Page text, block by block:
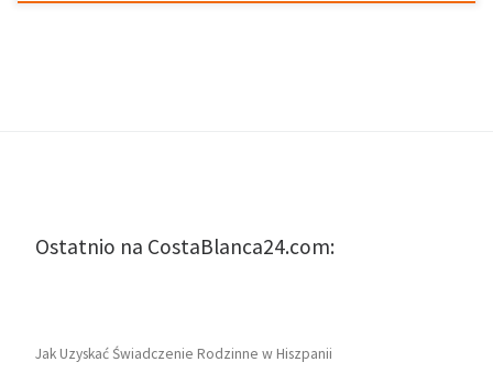
Ostatnio na CostaBlanca24.com:
Jak Uzyskać Świadczenie Rodzinne w Hiszpanii